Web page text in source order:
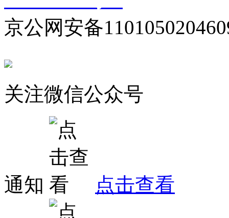
京公网安备
关注微信公众号
通知 点击查看